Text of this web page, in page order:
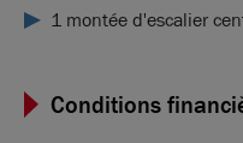
1 montée d'escalier
Conditions